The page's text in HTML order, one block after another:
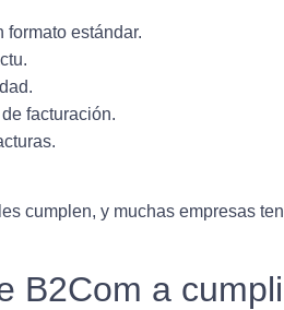
estándar.
facturación.
cumplen, y muchas empresas
B2Com a